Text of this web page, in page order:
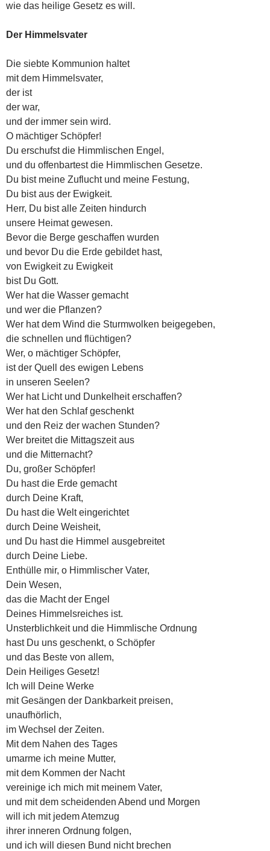
wie das heilige Gesetz es will.
Der Himmelsvater
Die siebte Kommunion haltet
mit dem Himmelsvater,
der ist
der war,
und der immer sein wird.
O mächtiger Schöpfer!
Du erschufst die Himmlischen Engel,
und du offenbartest die Himmlischen Gesetze.
Du bist meine Zuflucht und meine Festung,
Du bist aus der Ewigkeit.
Herr, Du bist alle Zeiten hindurch
unsere Heimat gewesen.
Bevor die Berge geschaffen wurden
und bevor Du die Erde gebildet hast,
von Ewigkeit zu Ewigkeit
bist Du Gott.
Wer hat die Wasser gemacht
und wer die Pflanzen?
Wer hat dem Wind die Sturmwolken beigegeben,
die schnellen und flüchtigen?
Wer, o mächtiger Schöpfer,
ist der Quell des ewigen Lebens
in unseren Seelen?
Wer hat Licht und Dunkelheit erschaffen?
Wer hat den Schlaf geschenkt
und den Reiz der wachen Stunden?
Wer breitet die Mittagszeit aus
und die Mitternacht?
Du, großer Schöpfer!
Du hast die Erde gemacht
durch Deine Kraft,
Du hast die Welt eingerichtet
durch Deine Weisheit,
und Du hast die Himmel ausgebreitet
durch Deine Liebe.
Enthülle mir, o Himmlischer Vater,
Dein Wesen,
das die Macht der Engel
Deines Himmelsreiches ist.
Unsterblichkeit und die Himmlische Ordnung
hast Du uns geschenkt, o Schöpfer
und das Beste von allem,
Dein Heiliges Gesetz!
Ich will Deine Werke
mit Gesängen der Dankbarkeit preisen,
unaufhörlich,
im Wechsel der Zeiten.
Mit dem Nahen des Tages
umarme ich meine Mutter,
mit dem Kommen der Nacht
vereinige ich mich mit meinem Vater,
und mit dem scheidenden Abend und Morgen
will ich mit jedem Atemzug
ihrer inneren Ordnung folgen,
und ich will diesen Bund nicht brechen